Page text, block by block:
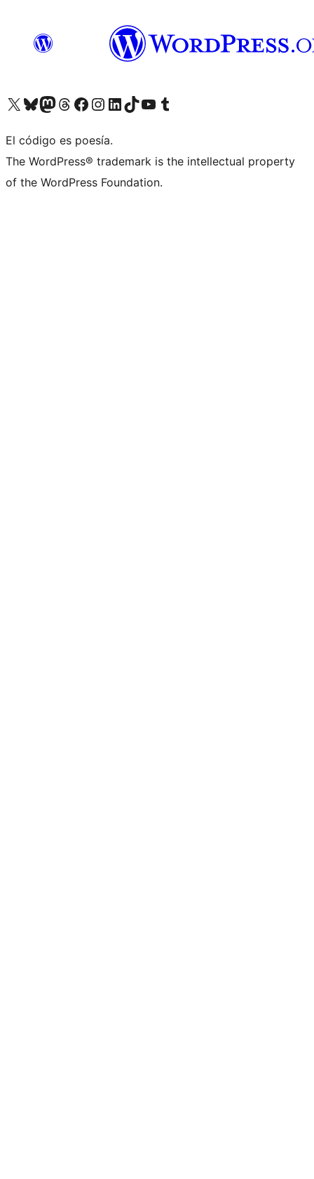
Visita nuestra cuenta de X (anteriormente Twitter)
Visita nuestra cuenta de Bluesky
Visita nuestra cuenta de Mastodon
Visita nuestra cuenta de Threads
Visita nuestra página de Facebook
Visita nuestra cuenta de Instagram
Visita nuestra cuenta de LinkedIn
Visita nuestra cuenta de TikTok
Visita nuestro canal de YouTube
Visita nuestra cuenta de Tumblr
El código es poesía.
The WordPress® trademark is the intellectual property
of the WordPress Foundation.